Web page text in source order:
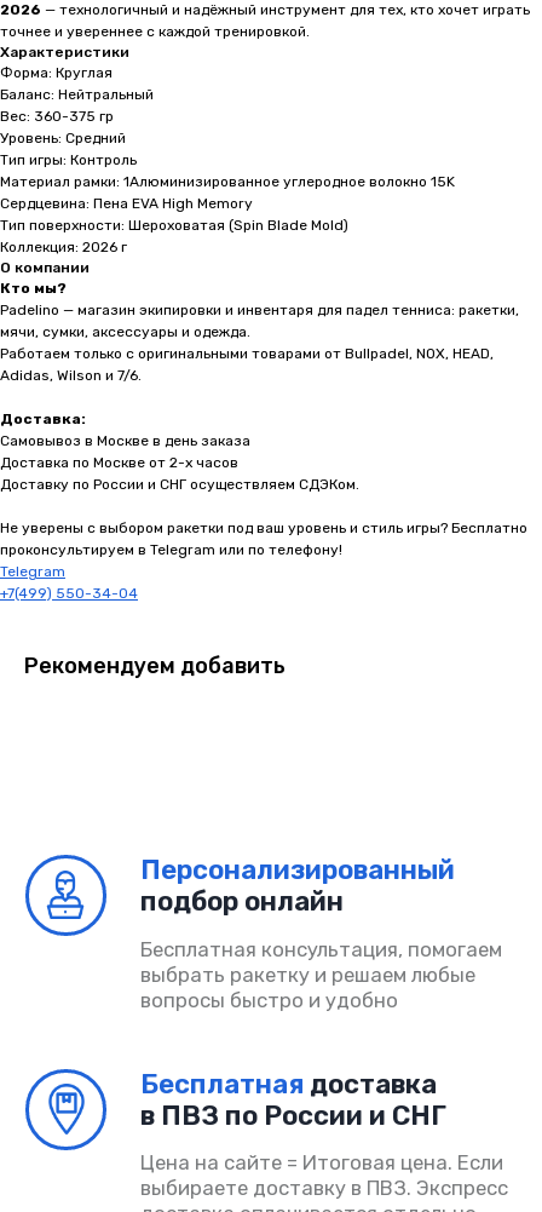
2026 — технологичный и надёжный инструмент для тех, кто хочет играть
точнее и увереннее с каждой тренировкой.
Характеристики
Форма: Круглая
Баланс: Нейтральный
Вес: 360-375 гр
Уровень: Средний
Тип игры: Контроль
Материал рамки: 1Алюминизированное углеродное волокно 15K
Сердцевина: Пена EVA High Memory
Тип поверхности: Шероховатая (Spin Blade Mold)
Коллекция: 2026 г
О компании
Кто мы?
Padelino — магазин экипировки и инвентаря для падел тенниса: ракетки,
мячи, сумки, аксессуары и одежда.
Работаем только с оригинальными товарами от Bullpadel, NOX, HEAD,
Adidas, Wilson и 7/6.
Доставка:
Самовывоз в Москве в день заказа
Доставка по Москве от 2-х часов
Доставку по России и СНГ осуществляем СДЭКом.
Не уверены с выбором ракетки под ваш уровень и стиль игры? Бесплатно
проконсультируем в Telegram или по телефону!
Telegram
+7(499) 550-34-04
Рекомендуем добавить
подбор онлайн
Бесплатная
в ПВЗ по России и СНГ
На сайтевыгоднеечем
на маркетплейсах
Гарантиякачества
на весь ассортимент
Бесплатная консультация, помогаем
выбрать ракетку и решаем любые
вопросы быстро и удобно
Цена на сайте = Итоговая цена. Если
выбираете доставку в ПВЗ. Экспресс
доставка оплачивается отдельно
Никаких скрытых комиссий!
Мы работаем напрямую с вами —
подтверждение качества товаров
Каталог
Сотрудничество
Договор-оферта
Доставка и оплата
Главная
Акции
Возврат и обмен